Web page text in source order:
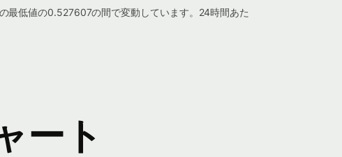
低値の0.527607の間で変動しています。24時間あた
ート